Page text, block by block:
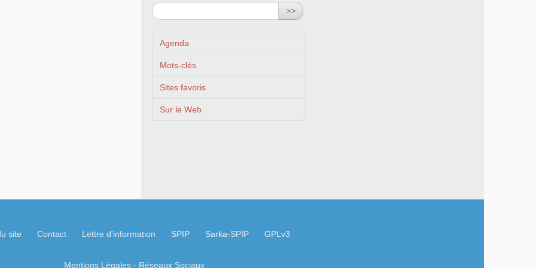
>>
Agenda
Mots-clés
Sites favoris
Sur le Web
site Contact Lettre d'information SPIP Sarka-SPIP GPLv3
Mentions Légales- Réseaux Sociaux